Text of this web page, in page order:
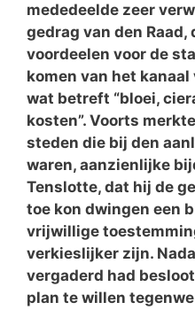
mededeelde zeer
gedrag van den
voordeelen voor de
komen van het
wat betreft “bloei,
kosten”. Voorts
steden die bij den
waren, aanzienlijke
Tenslotte, dat hij de
toe kon dwingen een
vrijwillige
verkieslijker zijn.
vergaderd had
plan te willen